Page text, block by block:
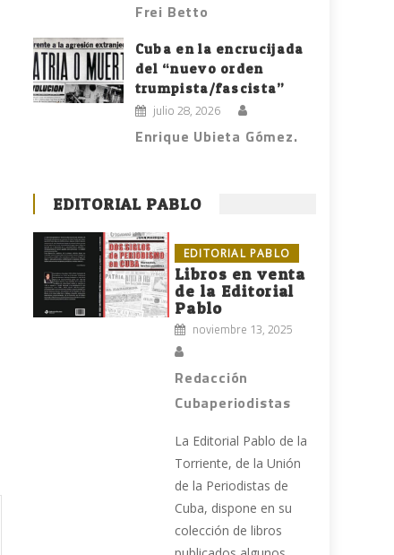
Frei Betto
Cuba en la encrucijada
del “nuevo orden
trumpista/fascista”
julio 28, 2026
Enrique Ubieta Gómez.
EDITORIAL PABLO
EDITORIAL PABLO
Libros en venta
de la Editorial
Pablo
noviembre 13, 2025
Redacción
Cubaperiodistas
La Editorial Pablo de la
Torriente, de la Unión
de la Periodistas de
Cuba, dispone en su
colección de libros